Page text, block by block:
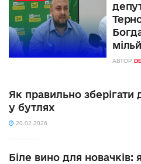
АВТОР
Як правильно
у бутлях
20.02.2026
Біле вино для новачків: